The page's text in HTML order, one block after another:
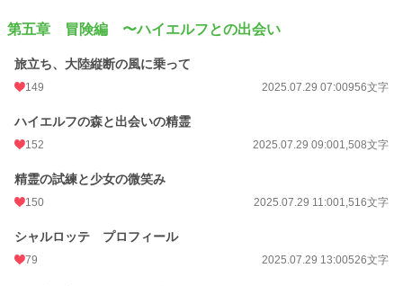
第五章 冒険編 〜ハイエルフとの出会い
旅立ち、大陸縦断の風に乗って
149 2025.07.29 07:00956文字
ハイエルフの森と出会いの精霊
152 2025.07.29 09:001,508文字
精霊の試練と少女の微笑み
150 2025.07.29 11:001,516文字
シャルロッテ プロフィール
79 2025.07.29 13:00526文字